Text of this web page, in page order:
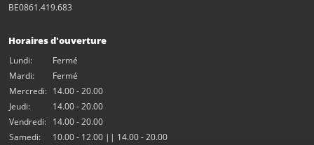
BE0861.419.683
Horaires d'ouverture
Lundi:
Fermé
Mardi:
Fermé
Mercredi: 14.00 - 20.00
Jeudi:
14.00 - 20.00
Vendredi: 14.00 - 20.00
Samedi:
10.00 - 12.00 || 14.00 - 20.00